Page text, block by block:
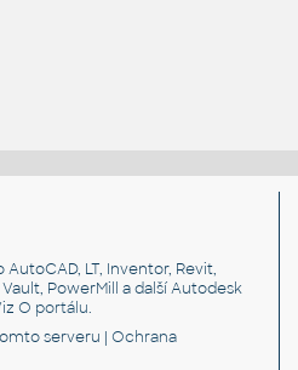
LT, Inventor, Revit,
Vault, PowerMill a další Autodesk
O portálu.
serveru |Ochrana